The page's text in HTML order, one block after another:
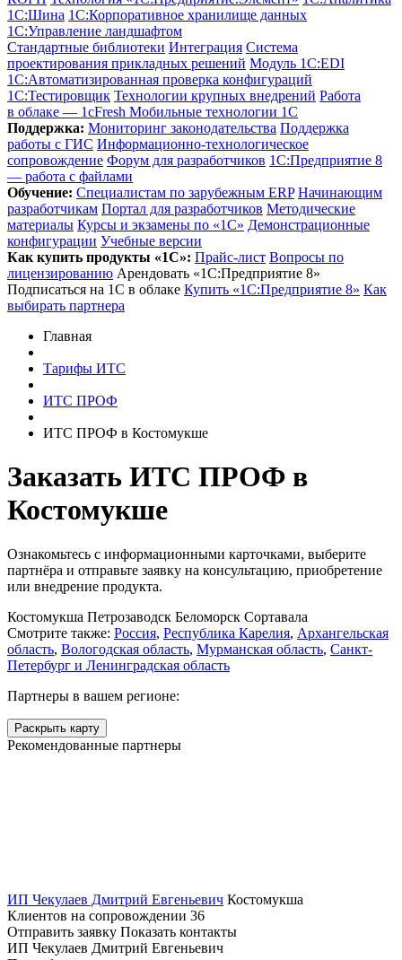
1С:Шина 1С:Корпоративное хранилище данных
1С:Управление ландшафтом
Стандартные библиотеки Интеграция Система
проектирования прикладных решений Модуль 1C:EDI
1С:Автоматизированная проверка конфигураций
1С:Тестировщик Технологии крупных внедрений Работа
в облаке — 1cFresh Мобильные технологии 1С
Поддержка: Мониторинг законодательства Поддержка
работы с ГИС Информационно-технологическое
сопровождение Форум для разработчиков 1С:Предприятие 8
— работа с файлами
Обучение: Cпециалистам по зарубежным ERP Начинающим
разработчикам Портал для разработчиков Методические
материалы Курсы и экзамены по «1С» Демонстрационные
конфигурации Учебные версии
Как купить продукты «1С»: Прайс-лист Вопросы по
лицензированию Арендовать «1С:Предприятие 8»
Подписаться на 1С в облаке Купить «1С:Предприятие 8» Как
выбирать партнера
Главная
Тарифы ИТС
ИТС ПРОФ
ИТС ПРОФ в Костомукше
Заказать ИТС ПРОФ в
Костомукше
Ознакомьтесь с информационными карточками, выберите
партнёра и отправьте заявку на консультацию, приобретение
или внедрение продукта.
Костомукша Петрозаводск Беломорск Сортавала
Смотрите также: Россия, Республика Карелия, Архангельская
область, Вологодская область, Мурманская область, Санкт-
Петербург и Ленинградская область
Партнеры в вашем регионе:
Раскрыть карту
Рекомендованные партнеры
ИП Чекулаев Дмитрий Евгеньевич Костомукша
Клиентов на сопровождении 36
Отправить заявку Показать контакты
ИП Чекулаев Дмитрий Евгеньевич